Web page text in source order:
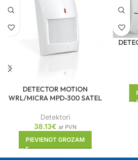
DETECTOR MOTION
WRL/MICRA MPD-300 SATEL
Detektori
38.13€ ar PVN
PIEVIENOT GROZAM